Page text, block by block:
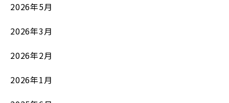
2026年5月
2026年3月
2026年2月
2026年1月